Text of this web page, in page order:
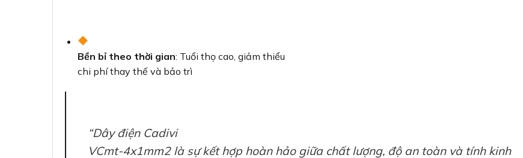
Bền bỉ theo thời gian: Tuổi thọ cao, giảm thiểu
chi phí thay thế và bảo trì
“Dây điện Cadivi
VCmt-4x1mm2 là sự kết hợp hoàn hảo giữa chất lượng, độ an toàn và tính kinh